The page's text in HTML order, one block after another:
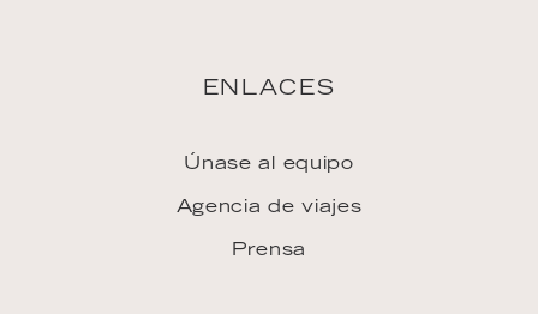
ENLACES
Únase al equipo
Agencia de viajes
Prensa